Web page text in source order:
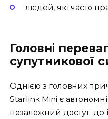
людей, які часто
Головні
супутникової
Однією з головних
Starlink Mini є
незалежний доступ до